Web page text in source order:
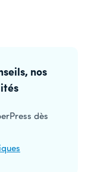
nos
dès